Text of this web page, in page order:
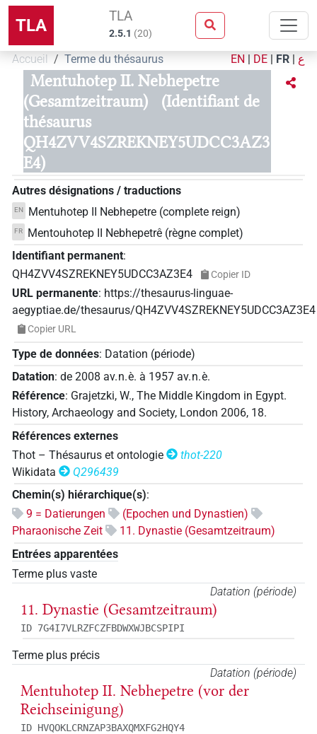
TLA TLA
2.5.1 (20)
Accueil Terme du thésaurus EN | DE | FR | ع
Mentuhotep II. Nebhepetre
(Gesamtzeitraum)
(Identifiant de
thésaurus
QH4ZVV4SZREKNEY5UDCC3AZ3
E4)
Autres désignations / traductions
EN Mentuhotep II Nebhepetre (complete reign)
FR
Mentouhotep II Nebhepetrê (règne complet)
Identifiant permanent:
QH4ZVV4SZREKNEY5UDCC3AZ3E4
Copier ID
URL permanente: https://thesaurus-linguae-
aegyptiae.de/thesaurus/QH4ZVV4SZREKNEY5UDCC3AZ3E4
Copier URL
Type de données: Datation (période)
Datation: de 2008 av. n. è. à 1957 av. n. è.
Référence: Grajetzki, W., The Middle Kingdom in Egypt.
History, Archaeology and Society, London 2006, 18.
Références externes
Thot – Thésaurus et ontologie
thot-220
Wikidata
Q296439
Chemin(s) hiérarchique(s):
9 = Datierungen
(Epochen und Dynastien)
Pharaonische Zeit
11. Dynastie (Gesamtzeitraum)
Entrées apparentées
Terme plus vaste
Datation (période)
11. Dynastie (Gesamtzeitraum)
ID 7G4I7VLRZFCZFBDWXWJBCSPIPI
Terme plus précis
Datation (période)
Mentuhotep II. Nebhepetre (vor der
Reichseinigung)
ID HVQOKLCRNZAP3BAXQMXFG2HQY4